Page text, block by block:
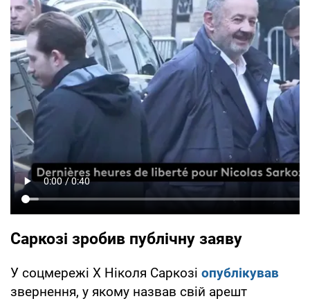
Саркозі зробив публічну заяву
У соцмережі X Ніколя Саркозі опублікував
звернення, у якому назвав свій арешт